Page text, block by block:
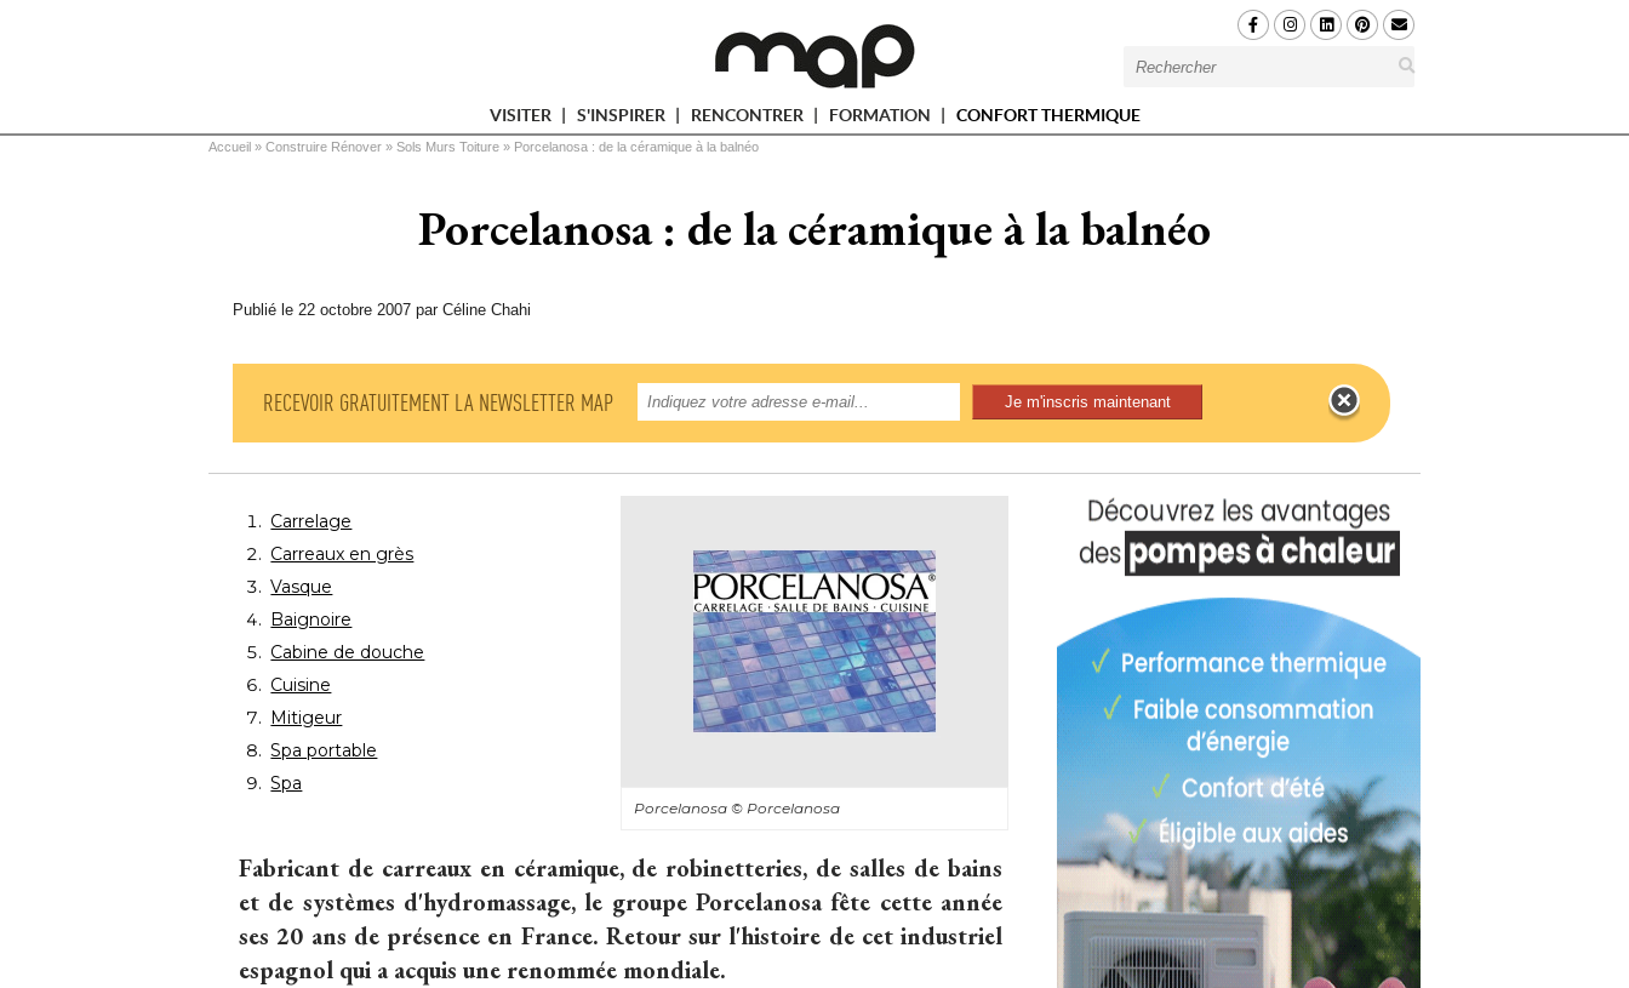
VISITER S'INSPIRER RENCONTRER FORMATION CONFORT THERMIQUE
Vous êtes ici
Accueil » Construire Rénover » Sols Murs Toiture » Porcelanosa : de la céramique à la balnéo
Porcelanosa : de la céramique à la balnéo
Publié le 22 octobre 2007 par Céline Chahi
RECEVOIR GRATUITEMENT LA NEWSLETTER MAP
Porcelanosa © Porcelanosa
Carrelage
Carreaux en grès
Vasque
Baignoire
Cabine de douche
Cuisine
Mitigeur
Spa portable
Spa
Fabricant de carreaux en céramique, de robinetteries, de salles de bains
et de systèmes d'hydromassage, le groupe Porcelanosa fête cette année
ses 20 ans de présence en France. Retour sur l'histoire de cet industriel
espagnol qui a acquis une renommée mondiale.